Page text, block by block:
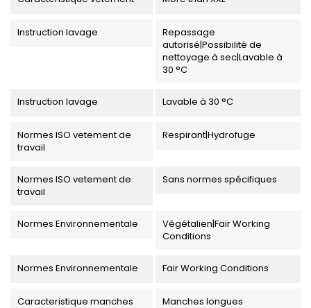
Instruction lavage
Repassage
autorisé|Possibilité de
nettoyage à sec|Lavable à
30 °C
Instruction lavage Lavable à 30 °C
Normes ISO vetement de
travail
Respirant|Hydrofuge
Normes ISO vetement de
travail
Sans normes spécifiques
Normes Environnementale
Végétalien|Fair Working
Conditions
Normes Environnementale Fair Working Conditions
Caracteristique manches Manches longues